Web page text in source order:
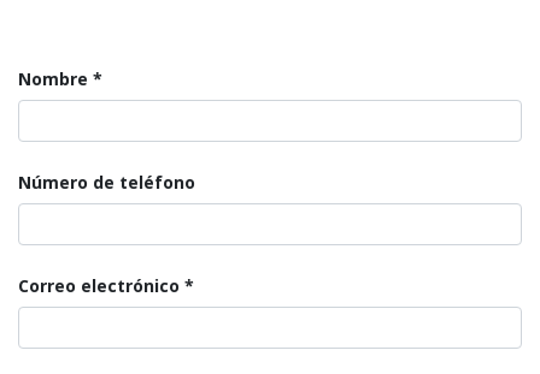
Nombre
Número de teléfono
Correo electrónico